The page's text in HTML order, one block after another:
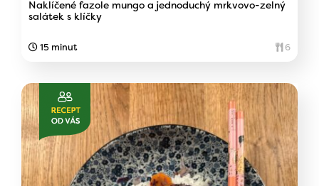
Naklíčené fazole mungo a jednoduchý mrkvovo-zelný
salátek s klíčky
15 minut 6